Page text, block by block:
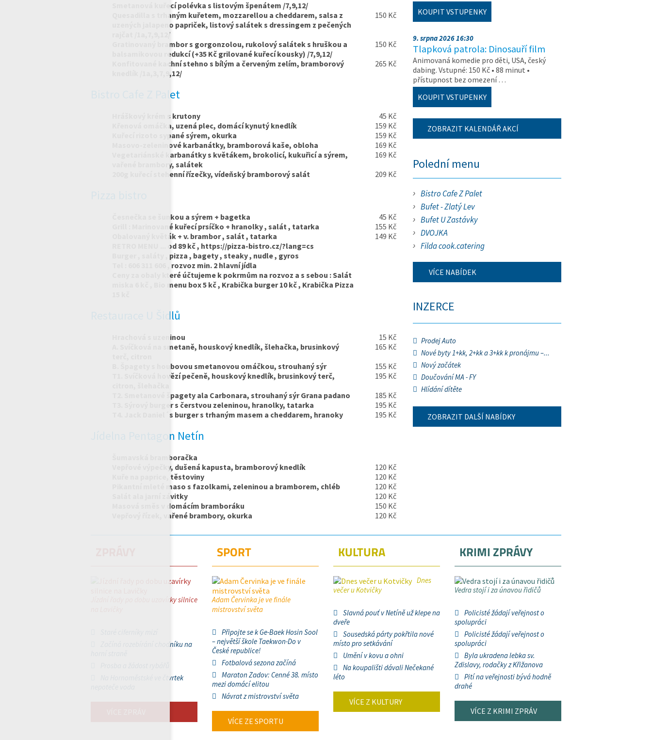
Smetanová kuřecí polévka s listovým špenátem /7,9,12/
Quesadilla s trhaným kuřetem, mozzarellou a cheddarem, salsa z
uzených jalapeno papriček, listový salátek s dressingem z pečených
rajčat /1a,7,9,12/
150 Kč
Gratinovaný brambor s gorgonzolou, rukolový salátek s hruškou a
balsamikovou redukcí (+35 Kč grilované kuřecí kousky) /7,9,12/
150 Kč
Konfitované kachní stehno s bílým a červeným zelím, bramborový
knedlík /1a,3,7,9,12/
265 Kč
Bistro Cafe Z Palet
Hráškový krém s krutony
45 Kč
Křenová omáčka, uzená plec, domácí kynutý knedlík
159 Kč
Kuřecí rizoto sypané sýrem, okurka
159 Kč
Masovo-zeleninové karbanátky, bramborová kaše, obloha
169 Kč
Vegetariánské karbanátky s květákem, brokolicí, kukuřicí a sýrem,
vařené brambory, salátek
169 Kč
200g kuřecí stehenní řízečky, vídeňský bramborový salát
209 Kč
Česnečka se šunkou a sýrem + bagetka
45 Kč
Grill : Marinované kuřecí prsíčko + hranolky , salát , tatarka
155 Kč
Obalovaný květák + v. brambor , salát , tatarka
149 Kč
RETRO MENU ... od 89 kč , https://pizza-bistro.cz/?lang=cs
Burger , saláty , pizza , bagety , steaky , nudle , gyros
Tel : 606 311 606 , rozvoz min. 2 hlavní jídla
Ceny za obaly které účtujeme k pokrmům na rozvoz a s sebou : Salát
miska 6 kč , Bio menu box 5 kč , Krabička burger 10 kč , Krabička Pizza
Restaurace U Šidlů
Hrachová s uzeninou
15 Kč
A. Svíčková na smetaně, houskový knedlík, šlehačka, brusinkový
165 Kč
B. Špagety s houbovou smetanovou omáčkou, strouhaný sýr
155 Kč
T1. Svíčková hovězí pečeně, houskový knedlík, brusinkový terč,
195 Kč
T2. Smetanové špagety ala Carbonara, strouhaný sýr Grana padano
185 Kč
T3. Sýrový burger s čerstvou zeleninou, hranolky, tatarka
195 Kč
T4. Jack Daniel´s burger s trhaným masem a cheddarem, hranoky
195 Kč
Jídelna Pentagon Netín
Šumavská bramboračka
Vepřové výpečky, dušená kapusta, bramborový knedlík
120 Kč
Kuře na paprice, těstoviny
120 Kč
Pikantní mleté maso s fazolkami, zeleninou a bramborem, chléb
120 Kč
Salát ala jarní závitky
120 Kč
Masová směs v domácím bramboráku
150 Kč
Vepřový řízek, vařené brambory, okurka
120 Kč
KOUPIT VSTUPENKY
9. srpna 2026 16:30
Tlapková patrola: Dinosauří film
Animovaná komedie pro děti, USA, český
dabing. Vstupné: 150 Kč • 88 minut •
přístupnost bez omezení …
KOUPIT VSTUPENKY
ZOBRAZIT KALENDÁŘ AKCÍ
Polední menu
Bistro Cafe Z Palet
Bufet - Zlatý Lev
Bufet U Zastávky
DVOJKA
Filda cook.catering
VÍCE NABÍDEK
INZERCE
Prodej Auto
Nové byty 1+kk, 2+kk a 3+kk k pronájmu –...
Nový začátek
Doučování MA - FY
Hlídání dítěte
ZOBRAZIT DALŠÍ NABÍDKY
Jízdní řady po dobu uzavírky silnice
Začíná rozebírání chodníku na
Na Hornoměstské ve čtvrtek
SPORT
Adam Červinka je ve finále
mistrovství světa
Připojte se k Ge-Baek Hosin Sool
– největší škole Taekwon-Do v
České republice!
Fotbalová sezona začíná
Maraton Zadov: Cenné 38. místo
mezi domácí elitou
Návrat z mistrovství světa
VÍCE ZE SPORTU
KULTURA
Dnes
večer u Kotvičky
Slavná pouť v Netíně už klepe na
dveře
Sousedská párty pokřtila nové
místo pro setkávání
Umění v kovu a ohni
Na koupališti dávali Nečekané
léto
VÍCE Z KULTURY
KRIMI ZPRÁVY
Vedra stojí i za únavou řidičů
Policisté žádají veřejnost o
spolupráci
Policisté žádají veřejnost o
spolupráci
Byla ukradena lebka sv.
Zdislavy, rodačky z Křižanova
Pití na veřejnosti bývá hodně
drahé
VÍCE Z KRIMI ZPRÁV